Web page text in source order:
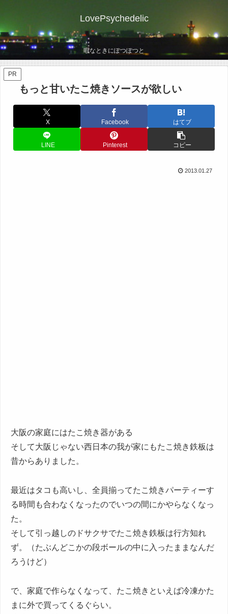
LovePsychedelic
暇なときにぽつぽつと
PR
もっと甘いたこ焼きソースが欲しい
X Facebook はてブ
LINE Pinterest コピー
2013.01.27
大阪の家庭にはたこ焼き器がある
そして大阪じゃない西日本の我が家にもたこ焼き鉄板は
昔からありました。
最近はタコも高いし、全員揃ってたこ焼きパーティーす
る時間も合わなくなったのでいつの間にかやらなくなっ
た。
そして引っ越しのドサクサでたこ焼き鉄板は行方知れ
ず。（たぶんどこかの段ボールの中に入ったままなんだ
ろうけど）
で、家庭で作らなくなって、たこ焼きといえば冷凍かた
まに外で買ってくるぐらい。